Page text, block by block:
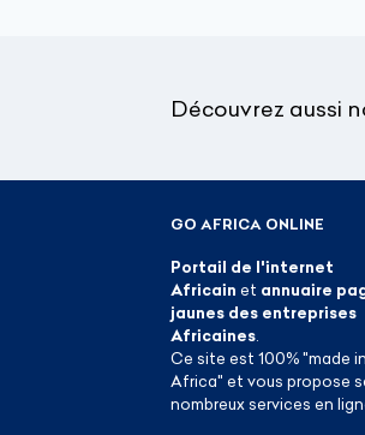
Découvrez aussi
GO AFRICA ONLINE
Portail de l'internet
Africain et annuaire
jaunes des entreprises
Africaines
Ce site est 100% "made in
Africa" et vous propose
nombreux services en